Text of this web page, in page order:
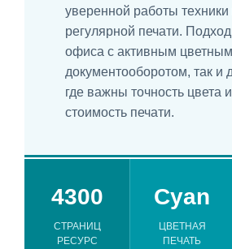
уверенной работы техники
регулярной печати.
офиса с активным цветным
документооборотом, так и
где важны точность цвета
стоимость печати.
4300
СТРАНИЦ
РЕСУРС
Cyan
ЦВЕТНАЯ
ПЕЧАТЬ